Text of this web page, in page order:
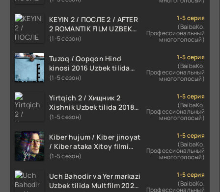
KEYIN 2 / ПОСЛЕ 2 / AFTER
2 ROMANTIK FILM UZBEK
TILIDA 2020 TARJIMA FILM
(1-5 сезон)
1-5 серия
(BaibaKo,
Профессиональный
многоголосый)
Tuzoq / Qopqon Hind
kinosi 2016 Uzbek tilida
tarjima film HD
(1-5 сезон)
1-5 серия
(BaibaKo,
Профессиональный
многоголосый)
Yirtqich 2 / Хищник 2
Xishnik Uzbek tilida 2018-
2024 O'zbekcha tarjima
(1-5 сезон)
1-5 серия
(BaibaKo,
Профессиональный
многоголосый)
Kiber hujum / Kiber jinoyat
/ Kiber ataka Xitoy filmi
Uzbek tilida O'zbekcha
HD skachat
(1-5 сезон)
1-5 серия
(BaibaKo,
Профессиональный
многоголосый)
Uch Bahodir va Yer markazi
Uzbek tilida Multfilm 2025
1-5 серия
(BaibaKo,
Профессиональный